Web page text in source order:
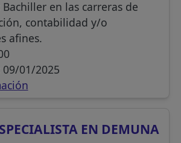
Bachiller en las carreras de
contabilidad y/o
afines.
09/01/2025
EN DEMUNA